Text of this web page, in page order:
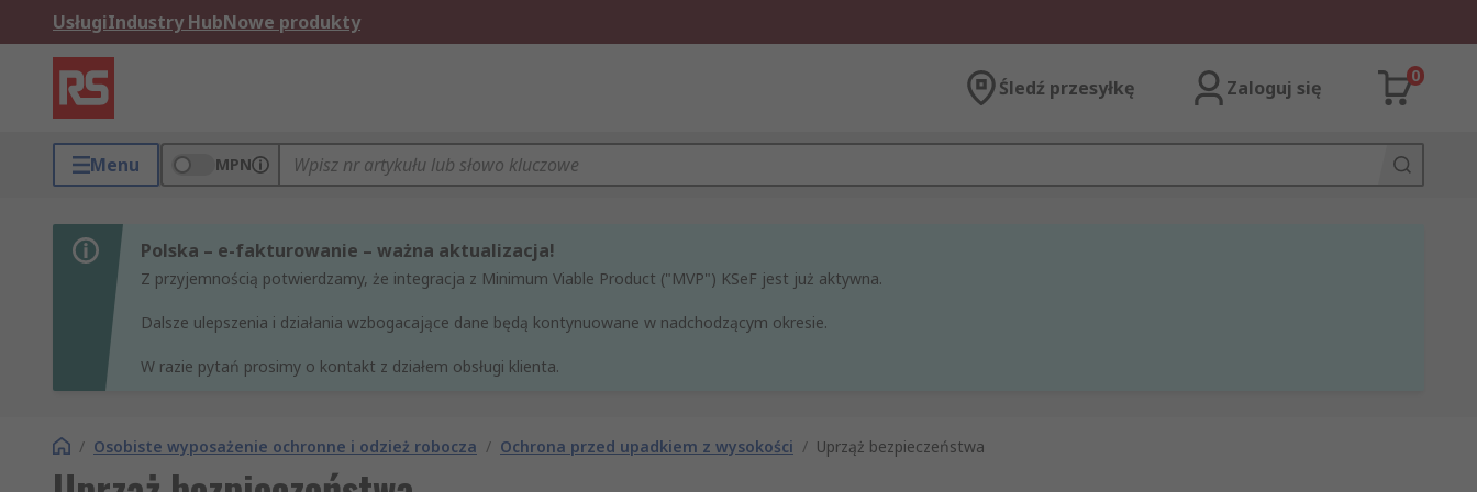
UsługiIndustry HubNowe produkty
Śledź przesyłkę Zaloguj się
0
Menu MPN
Polska – e-fakturowanie – ważna aktualizacja!
Z przyjemnością potwierdzamy, że integracja z Minimum Viable Product ("MVP") KSeF jest już aktywna.
Dalsze ulepszenia i działania wzbogacające dane będą kontynuowane w nadchodzącym okresie.
W razie pytań prosimy o kontakt z działem obsługi klienta.
/ Osobiste wyposażenie ochronne i odzież robocza / Ochrona przed upadkiem z wysokości / Uprząż bezpieczeństwa